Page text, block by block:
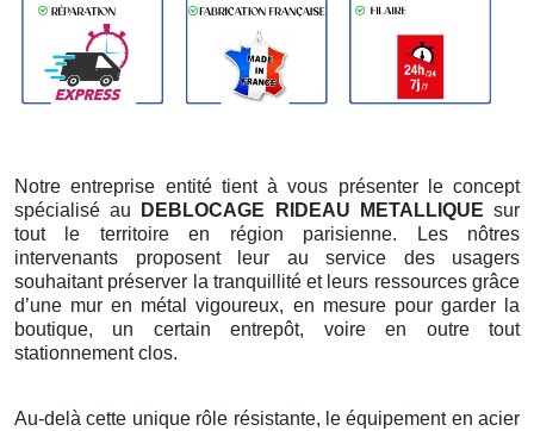
Notre entreprise entité tient à vous présenter le concept
spécialisé au
DEBLOCAGE RIDEAU METALLIQUE sur
tout le territoire en région parisienne. Les nôtres
intervenants proposent leur au service des usagers
souhaitant préserver la tranquillité et leurs ressources grâce
d’une mur en métal vigoureux, en mesure pour garder la
boutique, un certain entrepôt, voire en outre tout
stationnement clos.
Au-delà cette unique rôle résistante, le équipement en acier